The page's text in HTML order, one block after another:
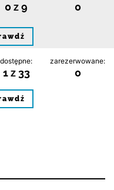
0 z 9 0
dostępne:
1 z 33
zarezerwowane:
0